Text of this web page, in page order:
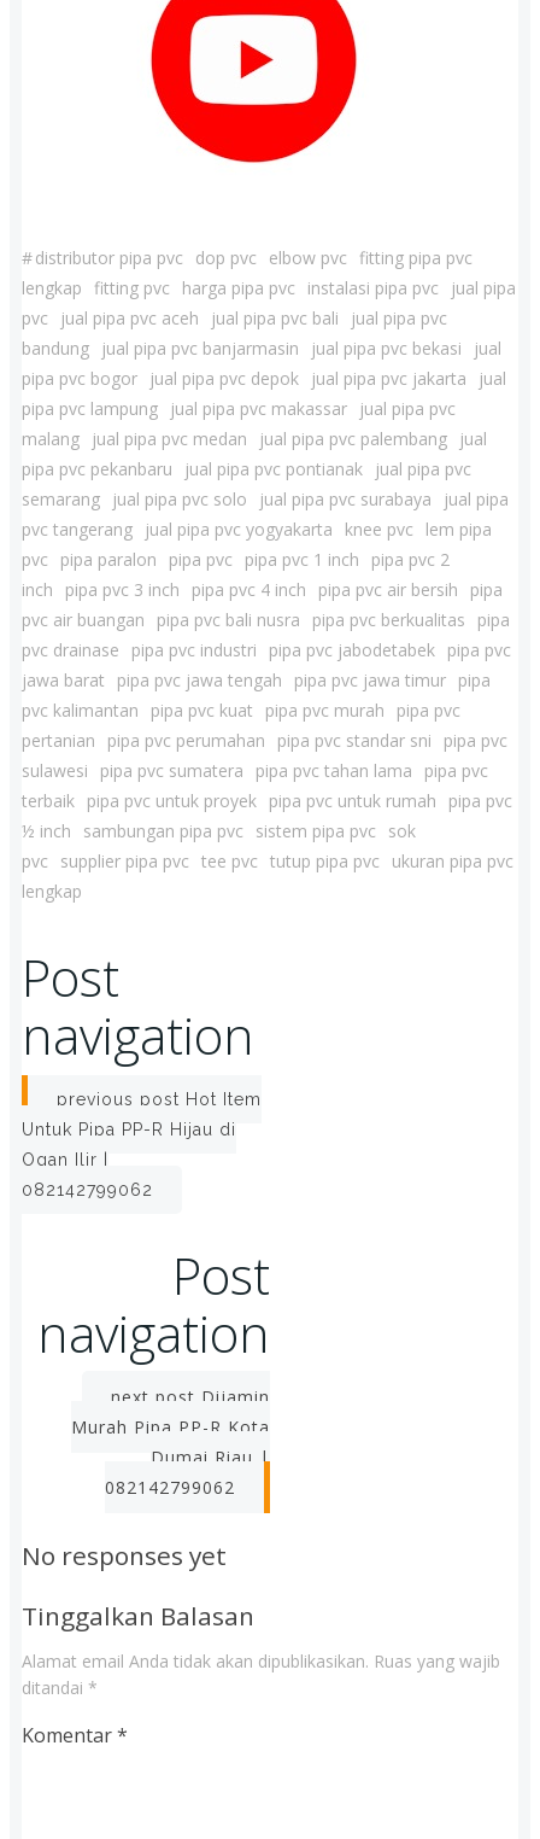
#distributor pipa pvc dop pvc elbow pvc fitting pipa pvc
lengkap fitting pvc harga pipa pvc instalasi pipa pvc
jual pipa
pvc
jual pipa pvc aceh jual pipa pvc bali
jual pipa pvc
bandung
jual pipa pvc banjarmasin jual pipa pvc bekasi
jual
pipa pvc bogor
jual pipa pvc depok jual pipa pvc jakarta
jual
pipa pvc lampung
jual pipa pvc makassar
jual pipa pvc
malang
jual pipa pvc medan jual pipa pvc palembang
jual
pipa pvc pekanbaru
jual pipa pvc pontianak
jual pipa pvc
semarang
jual pipa pvc solo jual pipa pvc surabaya
jual pipa
pvc tangerang
jual pipa pvc yogyakarta knee pvc
lem pipa
pvc
pipa paralon pipa pvc pipa pvc 1 inch
pipa pvc 2
inch
pipa pvc 3 inch pipa pvc 4 inch pipa pvc air bersih
pipa
pvc air buangan
pipa pvc bali nusra pipa pvc berkualitas
pipa
pvc drainase
pipa pvc industri pipa pvc jabodetabek pipa pvc
jawa barat
pipa pvc jawa tengah pipa pvc jawa timur pipa
pvc kalimantan
pipa pvc kuat pipa pvc murah
pipa pvc
pertanian
pipa pvc perumahan pipa pvc standar sni
pipa pvc
sulawesi
pipa pvc sumatera pipa pvc tahan lama
pipa pvc
terbaik pipa pvc untuk proyek pipa pvc untuk rumah
pipa pvc
½ inch
sambungan pipa pvc sistem pipa pvc
sok
pvc
supplier pipa pvc tee pvc tutup pipa pvc
ukuran pipa pvc
lengkap
Post
navigation
previous post Hot Item
Untuk Pipa PP-R Hijau di
Ogan Ilir |
082142799062
Post
navigation
next post Dijamin
Murah Pipa PP-R Kota
Dumai Riau |
082142799062
No responses yet
Tinggalkan Balasan
Alamat email Anda tidak akan dipublikasikan. Ruas yang wajib
ditandai *
Komentar*